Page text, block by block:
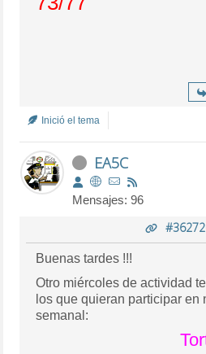
Inició el tema
EA5C
Mensajes: 96
Buenas tardes !!!
Otro miércoles de actividad
los que quieran participar en
semanal: